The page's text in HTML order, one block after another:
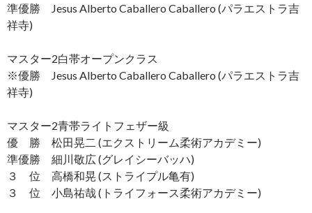
準優勝 Jesus Alberto Caballero Caballero (パラエストラ吉
祥寺)
マスター2白帯オープンクラス
※優勝 Jesus Alberto Caballero Caballero (パラエストラ吉
祥寺)
マスター2青帯ライトフェザー級
優 勝 松田晃二 (エクストリーム柔術アカデミー)
準優勝 細川敬広 (グレイシーバッハ)
３ 位 高橋和晃 (ストライプル亀有)
３ 位 小島祐哉 (トライフォース柔術アカデミー)